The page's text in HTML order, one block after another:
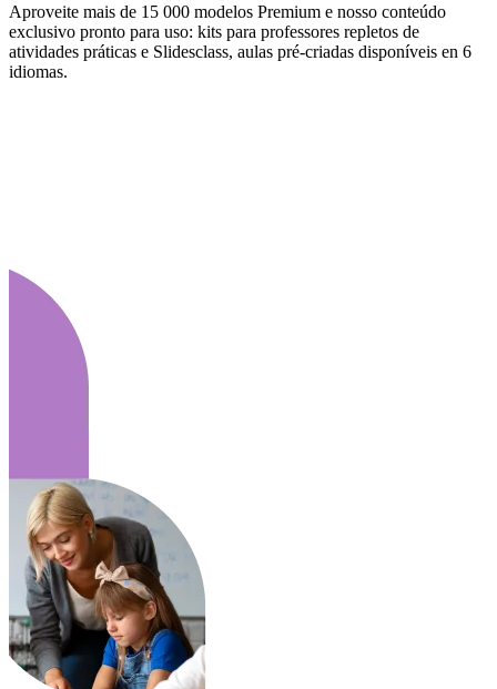
Aproveite mais de 15 000 modelos Premium e nosso conteúdo
exclusivo pronto para uso: kits para professores repletos de
atividades práticas e Slidesclass, aulas pré-criadas disponíveis en 6
idiomas.